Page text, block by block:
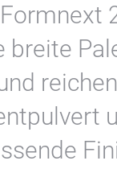
breite